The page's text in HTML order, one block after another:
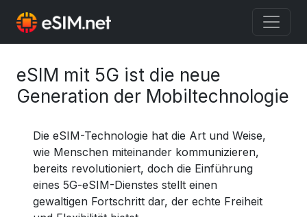
eSIM mit 5G ist die neue
Generation der Mobiltechnologie
Die eSIM-Technologie hat die Art und Weise,
wie Menschen miteinander kommunizieren,
bereits revolutioniert, doch die Einführung
eines 5G-eSIM-Dienstes stellt einen
gewaltigen Fortschritt dar, der echte Freiheit